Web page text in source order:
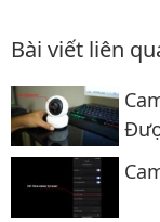
Bài viết liên